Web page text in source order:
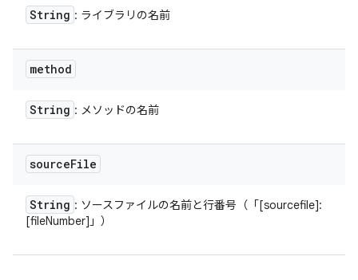
String : ライブラリの名前
method
String : メソッドの名前
sourceFile
String : ソースファイルの名前と行番号（「[sourcefile]:
[fileNumber]」）